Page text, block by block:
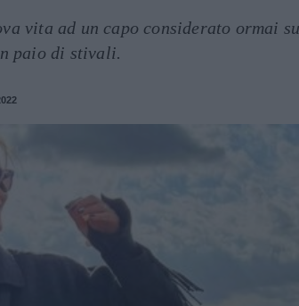
vita ad un capo considerato ormai
paio di stivali.